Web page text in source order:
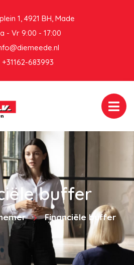
1, 4921 BH, Made
- Vr 9:00 - 17:00
+31162-683993
buffer
Financiële buffer